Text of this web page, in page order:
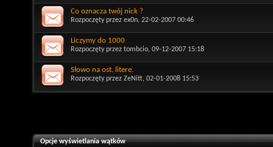
Co oznacza twój nick ?
Rozpoczęty przez ex0n, 22-02-2007 00:46
Liczymy do 1000
Rozpoczęty przez tombcio, 09-12-2007 15:18
Słowo na ost. litere.
Rozpoczęty przez ZeNitt, 02-01-2008 15:53
Opcje wyświetlania wątków